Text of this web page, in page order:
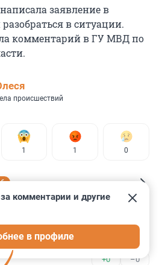
заявление в
в ситуации.
комментарий в ГУ МВД по
происшествий
1 1 0
и возмещает ущерб.
+0 –0
комментарии и другие
в профиле